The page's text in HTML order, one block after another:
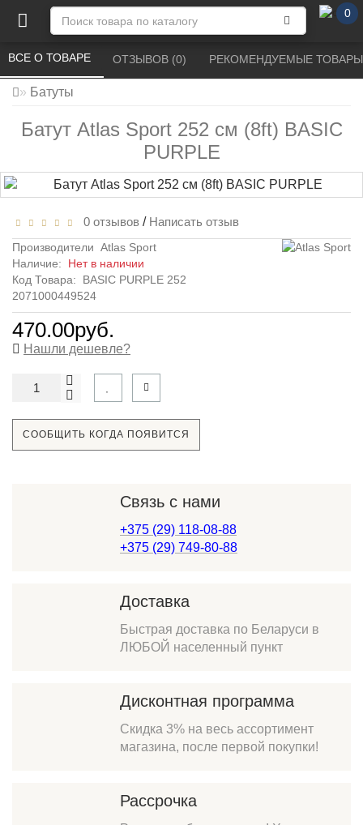
0
Батуты
Батут Atlas Sport 252 см (8ft) BASIC
PURPLE
ВСЕ О ТОВАРЕ ОТЗЫВОВ (0) РЕКОМЕНДУЕМЫЕ
0 отзывов / Написать отзыв
Производители Atlas Sport
Наличие: Нет в наличии
Код Товара:
BASIC PURPLE 252
2071000449524
470.00руб.
Нашли дешевле?
СООБЩИТЬ КОГДА ПОЯВИТСЯ
Связь с нами
+375 (29) 118-08-88
+375 (29) 749-80-88
Доставка
Быстрая доставка по Беларуси в
ЛЮБОЙ населенный пункт
Дисконтная программа
Скидка 3% на весь ассортимент
магазина, после первой покупки!
Рассрочка